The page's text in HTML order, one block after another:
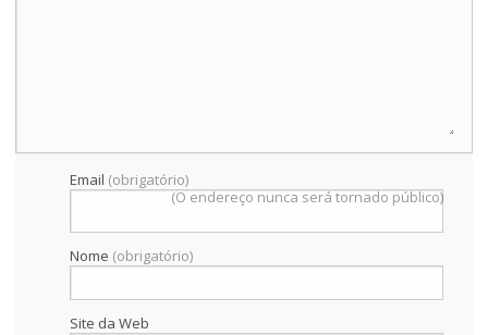
d
Email (obrigatório)
(O endereço nunca será tornado público)
Nome (obrigatório)
Site da Web